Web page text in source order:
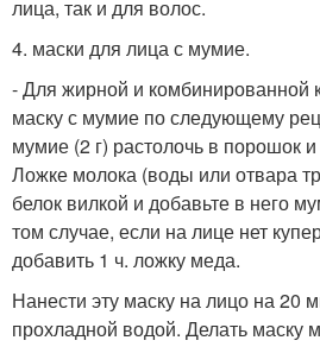
лица, так и для волос.
4. маски для лица с мумие.
- Для жирной и комбинированной
маску с мумие по следующему
мумие (2 г) растолочь в порошок и
Ложке молока (воды или отвара
белок вилкой и добавьте в него
том случае, если на лице нет
добавить 1 ч. ложку меда.
Нанести эту маску на лицо на 20
прохладной водой. Делать маску